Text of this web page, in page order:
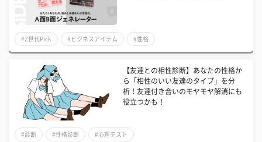
#Z世代Pick #ビジネスアイテム #性格
【友達との相性診断】あなたの性格か
ら「相性のいい友達のタイプ」を分
析！友達付き合いのモヤモヤ解消にも
役立つかも！
#診断 #性格診断 #心理テスト